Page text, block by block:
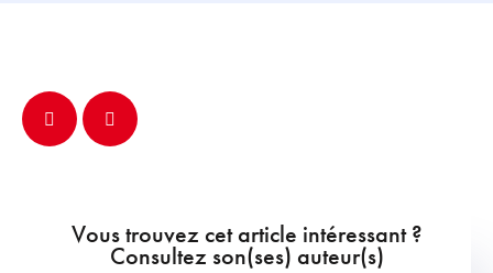
Vous trouvez cet article intéressant ?
Consultez son(ses) auteur(s)